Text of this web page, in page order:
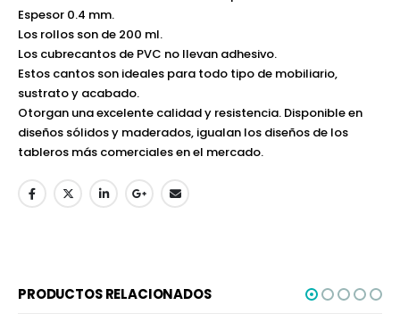
Espesor 0.4 mm.
Los rollos son de 200 ml.
Los cubrecantos de PVC no llevan adhesivo.
Estos cantos son ideales para todo tipo de mobiliario,
sustrato y acabado.
Otorgan una excelente calidad y resistencia. Disponible en
diseños sólidos y maderados, igualan los diseños de los
tableros más comerciales en el mercado.
PRODUCTOS RELACIONADOS